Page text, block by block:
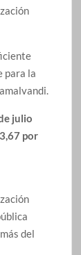
para la
julio
por
del